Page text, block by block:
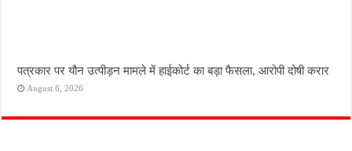
पत्रकार पर यौन उत्पीड़न मामले में हाईकोर्ट का बड़ा फैसला, आरोपी दोषी करार
August 6, 2026